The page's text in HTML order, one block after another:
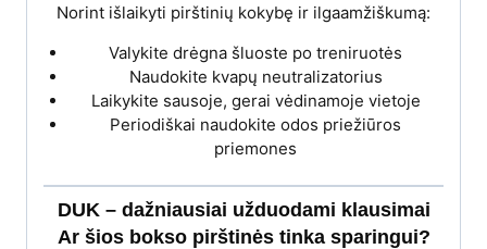
Norint išlaikyti pirštinių kokybę ir ilgaamžiškumą:
Valykite drėgna šluoste po treniruotės
Naudokite kvapų neutralizatorius
Laikykite sausoje, gerai vėdinamoje vietoje
Periodiškai naudokite odos priežiūros
priemones
DUK – dažniausiai užduodami klausimai
Ar šios bokso pirštinės tinka sparingui?